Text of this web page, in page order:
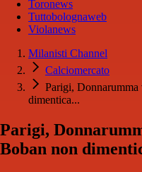
Toronews
Tuttobolognaweb
Violanews
Milanisti Channel
Calciomercato
Parigi, Donnarumma
dimentica...
Parigi,
Boban non